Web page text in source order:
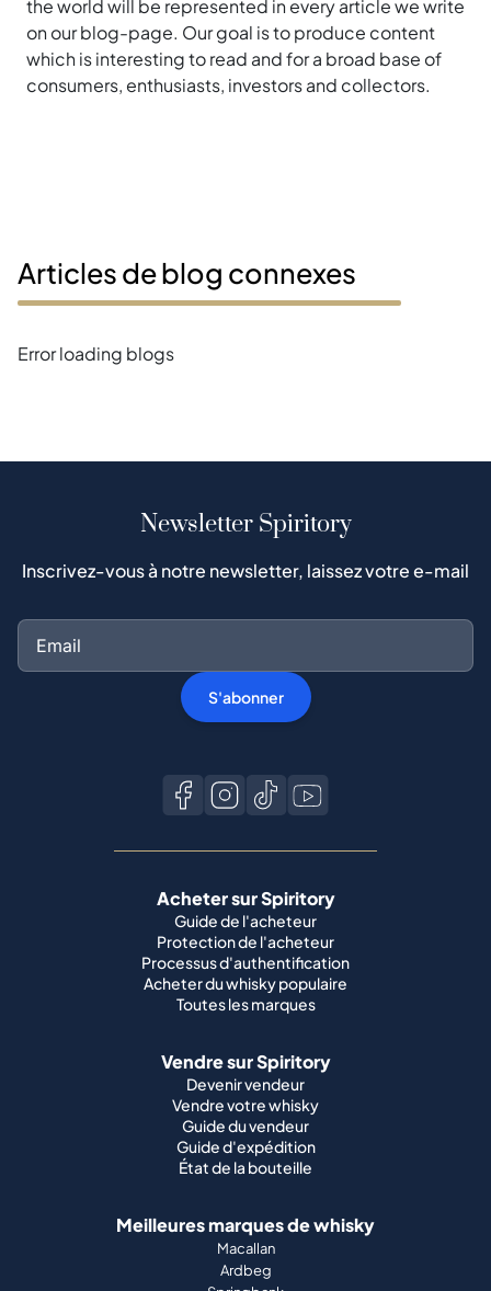
the world will be represented in every article we write
on our blog-page. Our goal is to produce content
which is interesting to read and for a broad base of
consumers, enthusiasts, investors and collectors.
Articles de blog connexes
Error loading blogs
Newsletter Spiritory
Inscrivez-vous à notre newsletter, laissez votre e-mail
S'abonner
Acheter sur Spiritory
Guide de l'acheteur
Protection de l'acheteur
Processus d'authentification
Acheter du whisky populaire
Toutes les marques
Vendre sur Spiritory
Devenir vendeur
Vendre votre whisky
Guide du vendeur
Guide d'expédition
État de la bouteille
Meilleures marques de whisky
Macallan
Ardbeg